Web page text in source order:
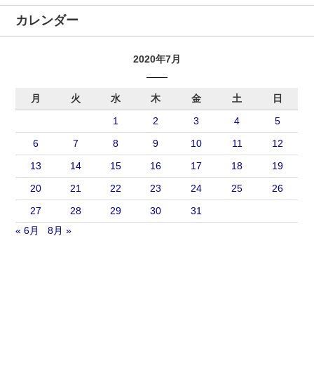
カレンダー
2020年7月
月 火 水 木 金 土
日
1
2 3 4
5
6
7 8 9 10 11
12
13
14 15 16 17 18
19
20
21 22 23 24 25
26
27
28 29 30
31
« 6月
8月 »